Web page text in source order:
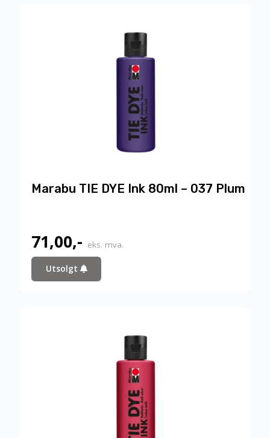
Marabu TIE DYE Ink 80ml – 037 Plum
71,00,- eks. mva.
Utsolgt